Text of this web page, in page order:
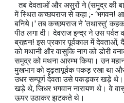
तब देवताओं और असुरों ने (समुद्र की
में स्थित कच्छपराज से कहा ;- ‘भगवन!
बनिये।' तब कच्छपराज ने ‘तथास्तु’
पीठ लगा दी। देवराज इन्द्र ने उस पर्वत
ब्रह्मन! इस प्रकार पूर्वकाल में देवताओं,
को मथानी और वासुकि नाग को डोरी
समुद्र को मथना आरम्भ किया। उन
मुखभाग को दृढ़तापूर्वक पकड़ रखा था
उधर सम्पूर्ण देवता उसे पकड़कर खड़े थे।
खड़े थे, जिधर भगवान नारायण थे। वे
ऊपर उठाकर झटकते थे।